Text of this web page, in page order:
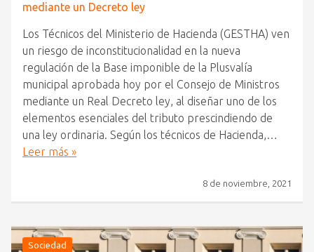
mediante un Decreto ley
Los Técnicos del Ministerio de Hacienda (GESTHA) ven
un riesgo de inconstitucionalidad en la nueva
regulación de la Base imponible de la Plusvalía
municipal aprobada hoy por el Consejo de Ministros
mediante un Real Decreto ley, al diseñar uno de los
elementos esenciales del tributo prescindiendo de
una ley ordinaria. Según los técnicos de Hacienda,…
Leer más »
8 de noviembre, 2021
Sociedad